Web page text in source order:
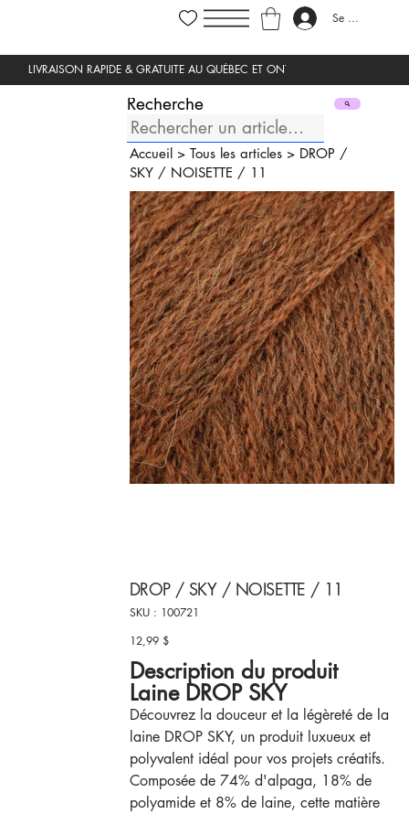
Se connecter
Recherche
Accueil> Tous les articles> DROP /
SKY / NOISETTE / 11
DROP / SKY / NOISETTE / 11
SKU :
SKU
100721
100721
Prix
12,99 $
Description du produit
Laine DROP SKY
Découvrez la douceur et la légèreté de la
laine DROP SKY, un produit luxueux et
polyvalent idéal pour vos projets créatifs.
Composée de 74% d'alpaga, 18% de
polyamide et 8% de laine, cette matière